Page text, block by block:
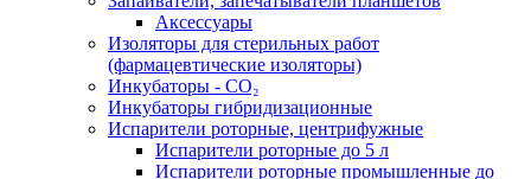
Аксессуары
Изоляторы для стерильных работ
(фармацевтические изоляторы)
Инкубаторы - CO₂
Инкубаторы гибридизационные
Испарители роторные, центрифужные
Испарители роторные до 5 л
Испарители роторные промышленные до